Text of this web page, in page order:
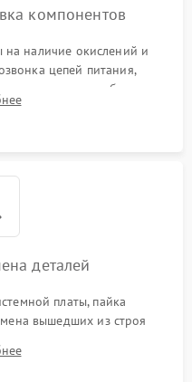
компонентов
на наличие окислений и
цепей питания,
колес и турбины
и инфракрасных
деталей
платы, пайка
вышедших из строя
неисправного
шлейфов и